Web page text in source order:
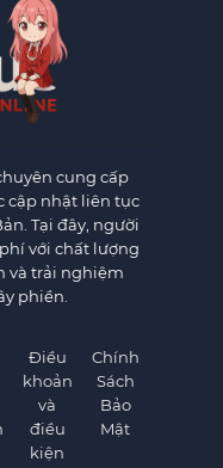
cung cấp
cập nhật liên tục
Tại đây, người
với chất lượng
và trải nghiệm
phiền.
Điều
khoản
và
điều
kiện
Chính
Sách
Bảo
Mật